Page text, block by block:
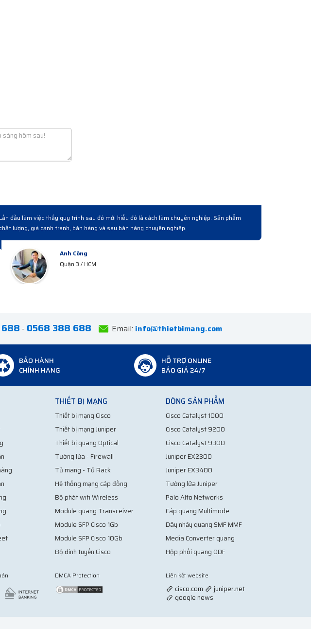
Có người quen giới thiêụ và làm việc qua lấy lô hàng. Về cơ bản là được từ chất lượng hàng
hoá, giá cả và cách phục vụ khách hàng bài bản chuyên nghiệp.
Anh Tuấn
Bắc Ninh
- 0568 388 688 Email: info@thietbimang.com
BẢO HÀNH
CHÍNH HÃNG
HỖ TRỢ ONLINE
BÁO GIÁ 24/7
THIẾT BỊ MẠNG
Thiết bị mạng Cisco
Thiết bị mạng Juniper
Thiết bị quang Optical
Tường lửa - Firewall
Tủ mang - Tủ Rack
Hệ thống mạng cáp đồng
Bộ phát wifi Wireless
Module quang Transceiver
Module SFP Cisco 1Gb
Module SFP Cisco 10Gb
Bộ đinh tuyến Cisco
DMCA Protection
DÒNG SẢN PHẨM
Cisco Catalyst 1000
Cisco Catalyst 9200
Cisco Catalyst 9300
Juniper EX2300
Juniper EX3400
Tường lửa Juniper
Palo Alto Networks
Cáp quang Multimode
Dây nhảy quang SMF MMF
Media Converter quang
Hộp phối quang ODF
Liên kết website
cisco.com
juniper.net
google news